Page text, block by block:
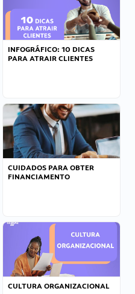
INFOGRÁFICO: 10 DICAS
PARA ATRAIR CLIENTES
CUIDADOS PARA OBTER
FINANCIAMENTO
CULTURA ORGANIZACIONAL